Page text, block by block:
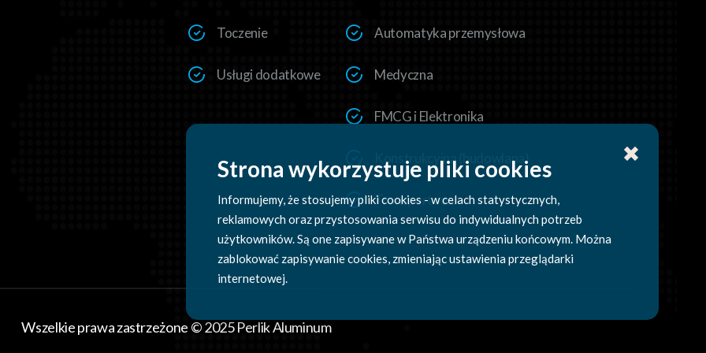
Toczenie
Usługi dodatkowe
Automatyka przemysłowa
Medyczna
FMCG i Elektronika
Konstrukcyjna (budowlana)
Transportowa
Wszelkie prawa zastrzeżone © 2025 Perlik Aluminum
Strona wykorzystuje pliki cookies
Informujemy, że stosujemy pliki cookies - w celach statystycznych,
reklamowych oraz przystosowania serwisu do indywidualnych potrzeb
użytkowników. Są one zapisywane w Państwa urządzeniu końcowym. Można
zablokować zapisywanie cookies, zmieniając ustawienia przeglądarki
internetowej.